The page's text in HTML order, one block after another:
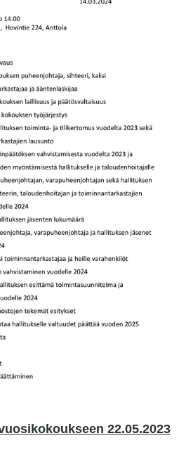
22.05.2023